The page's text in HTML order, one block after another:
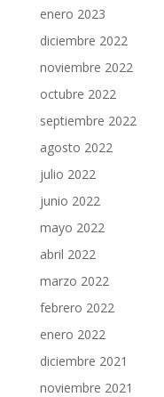
enero 2023
diciembre 2022
noviembre 2022
octubre 2022
septiembre 2022
agosto 2022
julio 2022
junio 2022
mayo 2022
abril 2022
marzo 2022
febrero 2022
enero 2022
diciembre 2021
noviembre 2021